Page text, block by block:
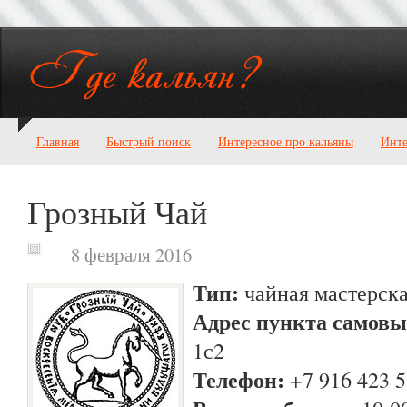
Главная Быстрый поиск Интересное про кальяны
Грозный Чай
8 февраля 2016
Тип: чайная
Адрес пункта
1с2
Телефон: +7 916 423